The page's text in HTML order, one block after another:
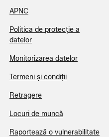
APNC
Politica de protecție a
datelor
Monitorizarea datelor
Termeni și condiții
Retragere
Locuri de muncă
Raportează o vulnerabilitate